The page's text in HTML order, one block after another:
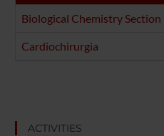
Biological Chemistry Section
Cardiochirurgia
ACTIVITIES